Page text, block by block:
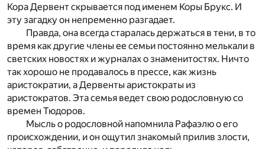
Кора Дервент скрывается под именем Коры Брукс. И
эту загадку он непременно разгадает.
Правда, она всегда старалась держаться в тени, в то
время как другие члены ее семьи постоянно мелькали в
светских новостях и журналах о знаменитостях. Ничто
так хорошо не продавалось в прессе, как жизнь
аристократии, а Дервенты аристократы из
аристократов. Эта семья ведет свою родословную со
времен Тюдоров.
Мысль о родословной напомнила Рафаэлю о его
происхождении, и он ощутил знакомый прилив злости,